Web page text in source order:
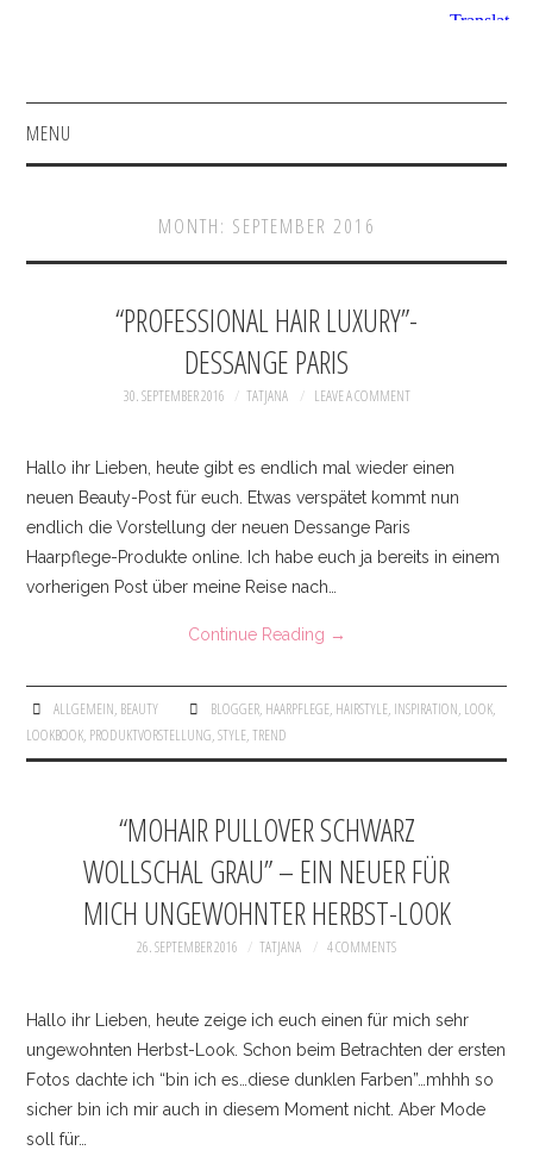
MENU
FACEBOOK
KONTAKT
MONTH: SEPTEMBER 2016
“PROFESSIONAL HAIR LUXURY”-
DESSANGE PARIS
30. SEPTEMBER 2016 TATJANA LEAVE A COMMENT
Hallo ihr Lieben, heute gibt es endlich mal wieder einen
neuen Beauty-Post für euch. Etwas verspätet kommt nun
endlich die Vorstellung der neuen Dessange Paris
Haarpflege-Produkte online. Ich habe euch ja bereits in einem
vorherigen Post über meine Reise nach…
Continue Reading →
ALLGEMEIN, BEAUTY BLOGGER, HAARPFLEGE, HAIRSTYLE, INSPIRATION, LOOK,
LOOKBOOK, PRODUKTVORSTELLUNG,STYLE,TREND
“MOHAIR PULLOVER SCHWARZ
WOLLSCHAL GRAU” – EIN NEUER FÜR
MICH UNGEWOHNTER HERBST-LOOK
26. SEPTEMBER 2016 TATJANA 4 COMMENTS
Hallo ihr Lieben, heute zeige ich euch einen für mich sehr
ungewohnten Herbst-Look. Schon beim Betrachten der ersten
Fotos dachte ich “bin ich es…diese dunklen Farben”…mhhh so
sicher bin ich mir auch in diesem Moment nicht. Aber Mode
soll für…